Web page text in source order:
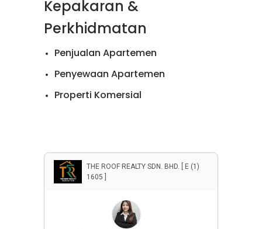
Kepakaran &
Perkhidmatan
Penjualan Apartemen
Penyewaan Apartemen
Properti Komersial
THE ROOF REALTY SDN. BHD. [ E (1)
1605 ]